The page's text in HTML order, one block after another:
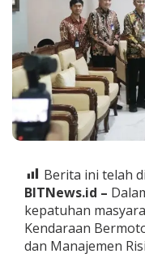
n
:
J
a
s
a
R
a
h
a
a
D
u
k
u
Berita ini telah
BITNews.id –
kepatuhan
Kendaraan
dan Manajemen